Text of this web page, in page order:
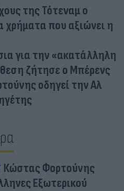
της Τότεναμ ο
χρήματα που αξιώνει η
για την «ακατάλληλη
ζήτησε ο Μπέρενς
οδηγεί την Αλ
Κώστας Φορτούνης
Εξωτερικού